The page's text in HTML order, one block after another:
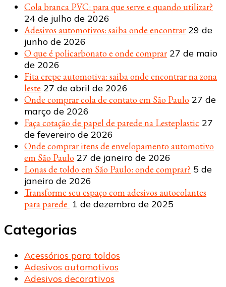
Cola branca PVC: para que serve e quando utilizar?
24 de julho de 2026
Adesivos automotivos: saiba onde encontrar 29 de
junho de 2026
O que é policarbonato e onde comprar 27 de maio
de 2026
Fita crepe automotiva: saiba onde encontrar na zona
leste 27 de abril de 2026
Onde comprar cola de contato em São Paulo 27 de
março de 2026
Faça cotação de papel de parede na Lesteplastic 27
de fevereiro de 2026
Onde comprar itens de envelopamento automotivo
em São Paulo 27 de janeiro de 2026
Lonas de toldo em São Paulo: onde comprar? 5 de
janeiro de 2026
Transforme seu espaço com adesivos autocolantes
para parede 1 de dezembro de 2025
Categorias
Acessórios para toldos
Adesivos automotivos
Adesivos decorativos